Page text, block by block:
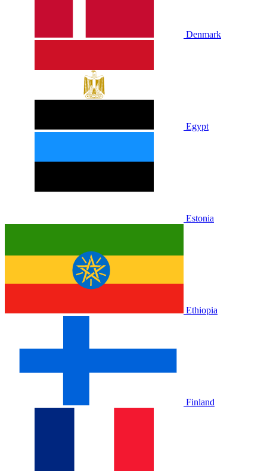
Denmark
Egypt
Estonia
Ethiopia
Finland